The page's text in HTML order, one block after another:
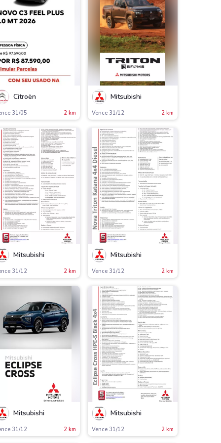
Citroën
31/05 2 km
Mitsubishi
Vence 31/12 2 km
Mitsubishi
31/12 2 km
Mitsubishi
Vence 31/12 2 km
Mitsubishi
31/12 2 km
Mitsubishi
Vence 31/12 2 km